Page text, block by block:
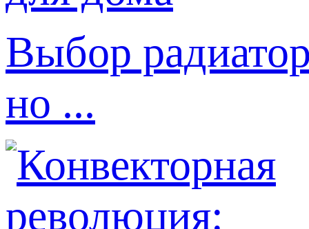
Выбор
но ...